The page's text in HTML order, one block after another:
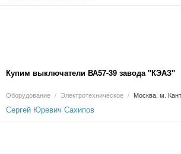
Купим выключатели ВА57-39 завода "КЭАЗ"
Оборудование / Электротехническое / Москва, м.
Сергей Юревич Сахипов